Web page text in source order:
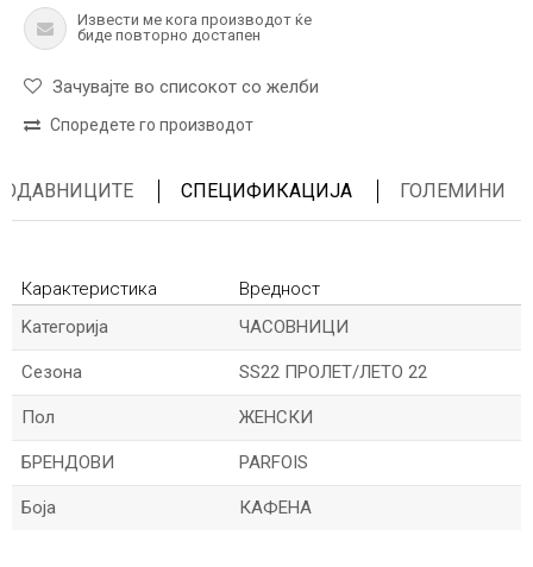
Извести ме кога производот ќе
биде повторно достапен
Зачувајте во списокот со желби
Споредете го производот
СПЕЦИФИКАЦИЈА ГОЛЕМИНИ
Карактеристика
Вредност
Kатегорија
ЧАСОВНИЦИ
Сезона SS22 ПРОЛЕТ/ЛЕТО 22
Пол ЖЕНСКИ
БРЕНДОВИ PARFOIS
Боја КАФЕНА